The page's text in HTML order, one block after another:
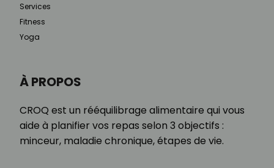
À PROPOS
CROQ est un rééquilibrage alimentaire qui vous
aide à planifier vos repas selon 3 objectifs :
minceur, maladie chronique, étapes de vie.
Services
Fitness
Yoga